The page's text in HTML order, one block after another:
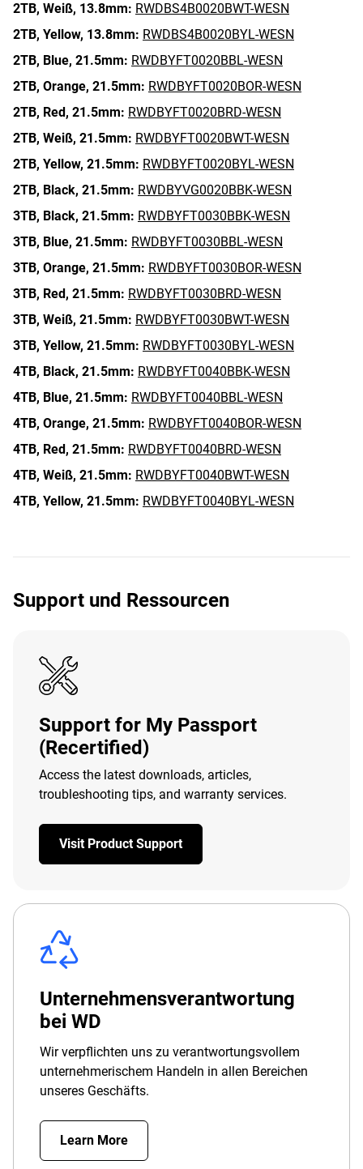
2TB, Weiß, 13.8mm: RWDBS4B0020BWT-WESN
2TB, Yellow, 13.8mm: RWDBS4B0020BYL-WESN
2TB, Blue, 21.5mm: RWDBYFT0020BBL-WESN
2TB, Orange, 21.5mm: RWDBYFT0020BOR-WESN
2TB, Red, 21.5mm: RWDBYFT0020BRD-WESN
2TB, Weiß, 21.5mm: RWDBYFT0020BWT-WESN
2TB, Yellow, 21.5mm: RWDBYFT0020BYL-WESN
2TB, Black, 21.5mm: RWDBYVG0020BBK-WESN
3TB, Black, 21.5mm: RWDBYFT0030BBK-WESN
3TB, Blue, 21.5mm: RWDBYFT0030BBL-WESN
3TB, Orange, 21.5mm: RWDBYFT0030BOR-WESN
3TB, Red, 21.5mm: RWDBYFT0030BRD-WESN
3TB, Weiß, 21.5mm: RWDBYFT0030BWT-WESN
3TB, Yellow, 21.5mm: RWDBYFT0030BYL-WESN
4TB, Black, 21.5mm: RWDBYFT0040BBK-WESN
4TB, Blue, 21.5mm: RWDBYFT0040BBL-WESN
4TB, Orange, 21.5mm: RWDBYFT0040BOR-WESN
4TB, Red, 21.5mm: RWDBYFT0040BRD-WESN
4TB, Weiß, 21.5mm: RWDBYFT0040BWT-WESN
4TB, Yellow, 21.5mm: RWDBYFT0040BYL-WESN
Support und Ressourcen
Support for My Passport
(Recertified)
Access the latest downloads, articles,
troubleshooting tips, and warranty services.
Visit Product Support
Unternehmensverantwortung
bei WD
Wir verpflichten uns zu verantwortungsvollem
unternehmerischem Handeln in allen Bereichen
unseres Geschäfts.
Learn More